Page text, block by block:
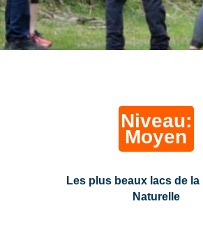
Niveau:
Moyen
Les plus beaux lacs de la
Naturelle